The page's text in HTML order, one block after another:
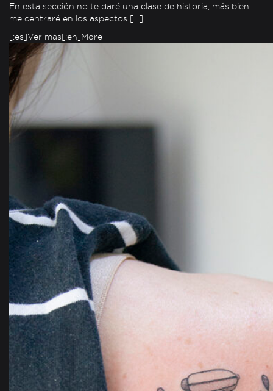
En esta sección no te daré una clase de historia, más bien
me centraré en los aspectos […]
[:es]Ver más[:en]More